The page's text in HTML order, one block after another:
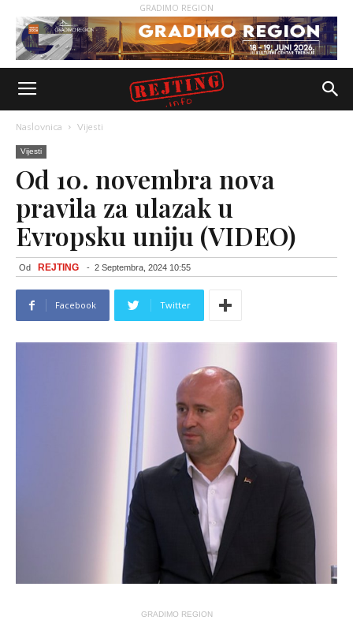
GRADIMO REGION
Naslovnica Vijesti
Vijesti
Od 10. novembra nova
pravila za ulazak u
Evropsku uniju (VIDEO)
Od REJTING - 2 Septembra, 2024 10:55
Facebook Twitter
GRADIMO REGION